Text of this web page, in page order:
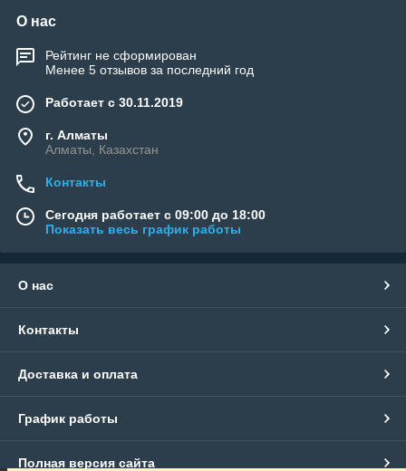
О нас
Рейтинг не сформирован
Менее 5 отзывов за последний год
Работает с 30.11.2019
г. Алматы
Алматы, Казахстан
Контакты
Сегодня работает с 09:00 до 18:00
Показать весь график работы
О нас
Контакты
Доставка и оплата
График работы
Полная версия сайта